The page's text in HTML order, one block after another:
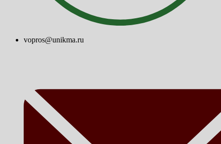
vopros@unikma.ru